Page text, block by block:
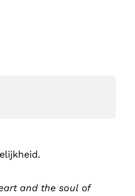
and the soul of